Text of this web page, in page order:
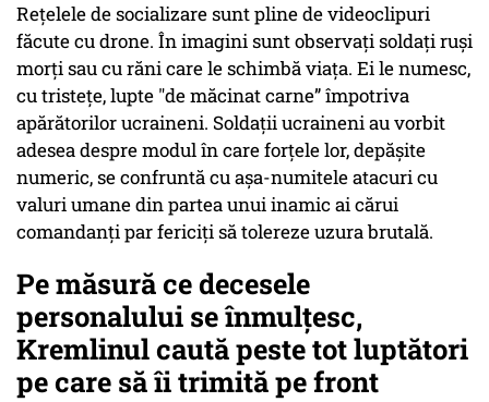
Rețelele de socializare sunt pline de videoclipuri
făcute cu drone. În imagini sunt observați soldați ruși
morți sau cu răni care le schimbă viața. Ei le numesc,
cu tristețe, lupte "de măcinat carne” împotriva
apărătorilor ucraineni. Soldații ucraineni au vorbit
adesea despre modul în care forțele lor, depășite
numeric, se confruntă cu așa-numitele atacuri cu
valuri umane din partea unui inamic ai cărui
comandanți par fericiți să tolereze uzura brutală.
Pe măsură ce decesele
personalului se înmulțesc,
Kremlinul caută peste tot luptători
pe care să îi trimită pe front